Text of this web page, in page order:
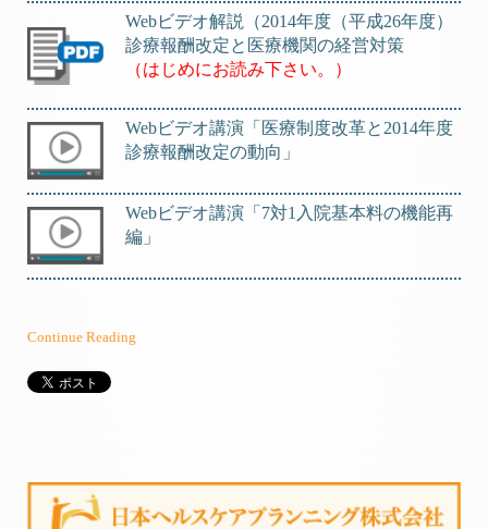
Webビデオ解説（2014年度（平成26年度）
診療報酬改定と医療機関の経営対策
（はじめにお読み下さい。）
Webビデオ講演「医療制度改革と2014年度
診療報酬改定の動向」
Webビデオ講演「7対1入院基本料の機能再
編」
Continue Reading